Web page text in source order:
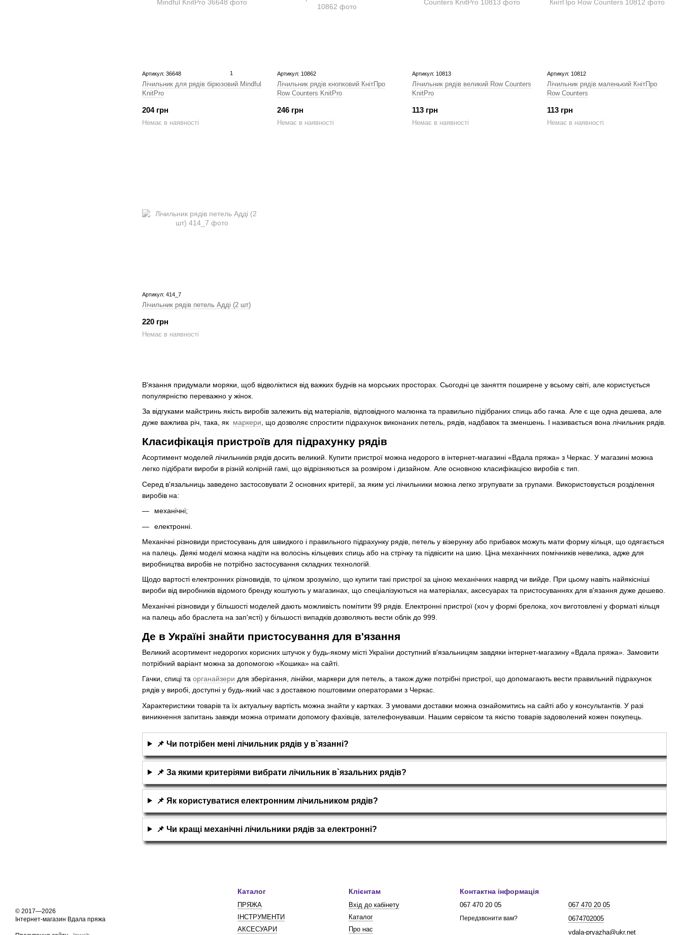
В'язання придумали моряки, щоб відволіктися від важких буднів на морських просторах. Сьогодні це заняття поширене у всьому світі, але користується
популярністю переважно у жінок.
За відгуками майстринь якість виробів залежить від матеріалів, відповідного малюнка та правильно підібраних спиць або гачка. Але є ще одна дешева, але
дуже важлива річ, така, як маркери, що дозволяє спростити підрахунок виконаних петель, рядів, надбавок та зменшень. І називається вона лічильник рядів.
Класифікація пристроїв для підрахунку рядів
Асортимент моделей лічильників рядів досить великий. Купити пристрої можна недорого в інтернет-магазині «Вдала пряжа» з Черкас. У магазині можна
легко підібрати вироби в різній колірній гамі, що відрізняються за розміром і дизайном. Але основною класифікацією виробів є тип.
Серед в'язальниць заведено застосовувати 2 основних критерії, за яким усі лічильники можна легко згрупувати за групами. Використовується розділення
виробів на:
механічні;
електронні.
Механічні різновиди пристосувань для швидкого і правильного підрахунку рядів, петель у візерунку або прибавок можуть мати форму кільця, що одягається
на палець. Деякі моделі можна надіти на волосінь кільцевих спиць або на стрічку та підвісити на шию. Ціна механічних помічників невелика, адже для
виробництва виробів не потрібно застосування складних технологій.
Щодо вартості електронних різновидів, то цілком зрозуміло, що купити такі пристрої за ціною механічних навряд чи вийде. При цьому навіть найякісніші
вироби від виробників відомого бренду коштують у магазинах, що спеціалізуються на матеріалах, аксесуарах та пристосуваннях для в'язання дуже дешево.
Механічні різновиди у більшості моделей дають можливість помітити 99 рядів. Електронні пристрої (хоч у формі брелока, хоч виготовлені у форматі кільця
на палець або браслета на зап'ясті) у більшості випадків дозволяють вести облік до 999.
Де в Україні знайти пристосування для в'язання
Великий асортимент недорогих корисних штучок у будь-якому місті України доступний в'язальницям завдяки інтернет-магазину «Вдала пряжа». Замовити
потрібний варіант можна за допомогою «Кошика» на сайті.
Гачки, спиці та органайзери для зберігання, лінійки, маркери для петель, а також дуже потрібні пристрої, що допомагають вести правильний підрахунок
рядів у виробі, доступні у будь-який час з доставкою поштовими операторами з Черкас.
Характеристики товарів та їх актуальну вартість можна знайти у картках. З умовами доставки можна ознайомитись на сайті або у консультантів. У разі
виникнення запитань завжди можна отримати допомогу фахівців, зателефонувавши. Нашим сервісом та якістю товарів задоволений кожен покупець.
📌 Чи потрібен мені лічильник рядів у в`язанні?
📌 За якими критеріями вибрати лічильник в`язальних рядів?
📌 Як користуватися електронним лічильником рядів?
📌 Чи кращі механічні лічильники рядів за електронні?
Артикул: 36648 1
Лічильник для рядів бірюзовий Mindful
KnitPro
204 грн
Немає в наявності
Артикул: 10862
Лічильник рядів кнопковий КнітПро
Row Counters KnitPro
246 грн
Немає в наявності
Артикул: 10813
Лічильник рядів великий Row Counters
KnitPro
113 грн
Немає в наявності
Артикул: 10812
Лічильник рядів маленький КнітПро
Row Counters
113 грн
Немає в наявності
Артикул: 414_7
Лічильник рядів петель Адді (2 шт)
220 грн
Немає в наявності
© 2017—2026
Інтернет-магазин Вдала пряжа
Каталог
ПРЯЖА
ІНСТРУМЕНТИ
АКСЕСУАРИ
Клієнтам
Вхід до кабінету
Каталог
Про нас
Контактна інформація
067 470 20 05
Передзвонити вам?
067 470 20 05
0674702005
vdala-pryazha@ukr.net